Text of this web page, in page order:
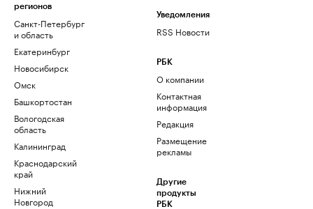
регионов
Санкт-Петербург
и область
Екатеринбург
Новосибирск
Омск
Башкортостан
Вологодская
область
Калининград
Краснодарский
край
Нижний
Новгород
Уведомления
RSS Новости
РБК
О компании
Контактная
информация
Редакция
Размещение
рекламы
Другие
продукты
РБК